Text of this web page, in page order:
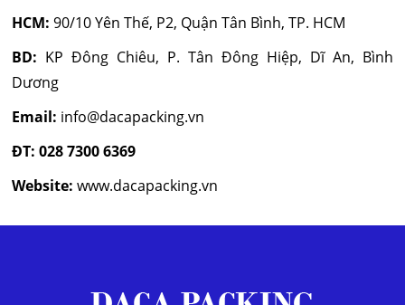
HCM: 90/10 Yên Thế, P2, Quận Tân Bình, TP. HCM
BD: KP Đông Chiêu, P. Tân Đông Hiệp, Dĩ An, Bình
Dương
Email: info@dacapacking.vn
ĐT: 028 7300 6369
Website: www.dacapacking.vn